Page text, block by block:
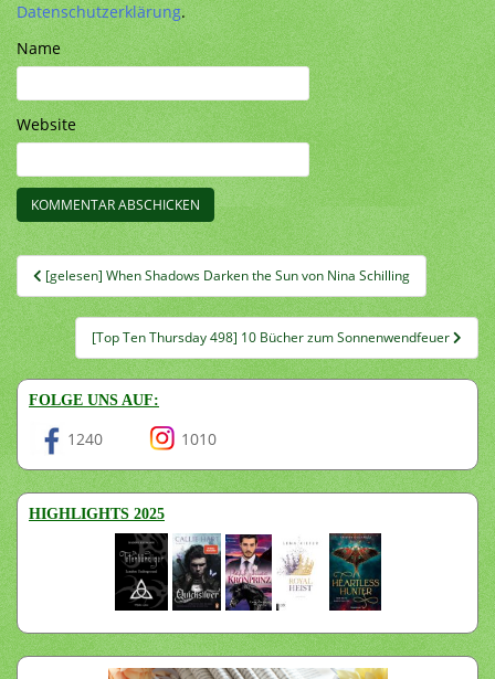
Datenschutzerklärung.
Name
Website
Beitragsnavigation
[gelesen] When Shadows Darken the Sun von Nina Schilling
[Top Ten Thursday 498] 10 Bücher zum Sonnenwendfeuer
FOLGE UNS AUF:
1240 1010
HIGHLIGHTS 2025